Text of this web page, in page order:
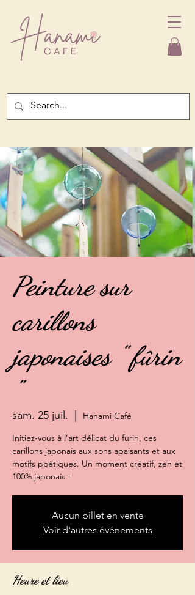
Peinture sur
carillons
japonaises " fûrin
sam. 25 juil.
Hanami Café
Initiez-vous à l’art délicat du furin, ces
carillons japonais aux sons apaisants et aux
motifs poétiques. Un moment créatif, zen et
100% japonais !
Aucun billet en vente
Voir d'autres événements
Heure et lieu